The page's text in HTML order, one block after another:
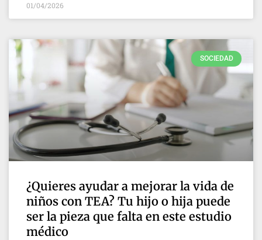
01/04/2026
SOCIEDAD
¿Quieres ayudar a mejorar la vida de
niños con TEA? Tu hijo o hija puede
ser la pieza que falta en este estudio
médico